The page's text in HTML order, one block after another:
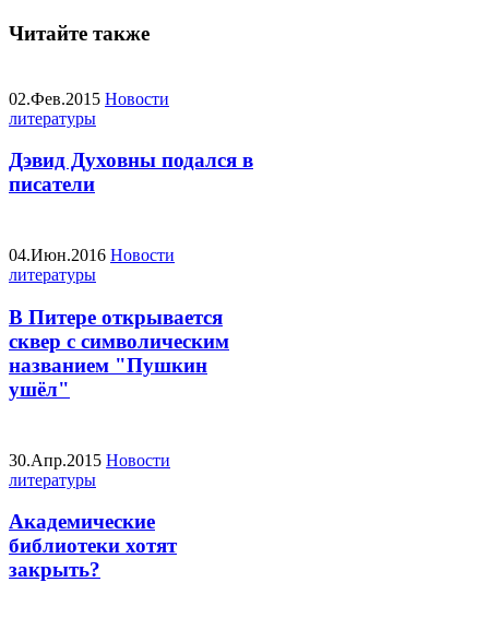
Читайте также
02.Фев.2015 Новости
литературы
Дэвид Духовны подался в
писатели
04.Июн.2016 Новости
литературы
В Питере открывается
сквер с символическим
названием "Пушкин
ушёл"
30.Апр.2015 Новости
литературы
Академические
библиотеки хотят
закрыть?